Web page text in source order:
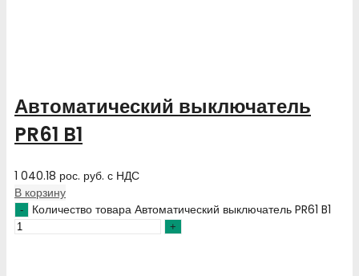
Автоматический выключатель
PR61 B1
1 040.18 рос. руб. с НДС
В корзину
Количество товара Автоматический выключатель PR61 B1